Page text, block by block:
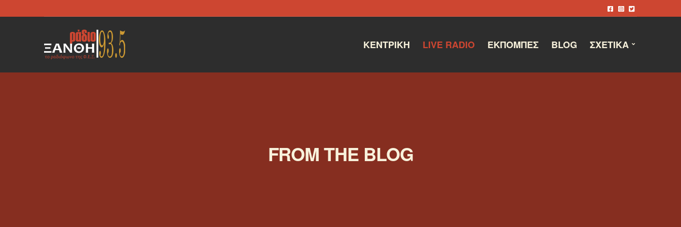
ΚΕΝΤΡΙΚΉ LIVE RADIO ΕΚΠΟΜΠΈΣ BLOG ΣΧΕΤΙΚΆ
FROM THE BLOG